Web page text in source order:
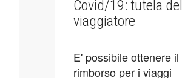
Covid/19: tutela del
viaggiatore
E' possibile ottenere il
rimborso per i viaggi